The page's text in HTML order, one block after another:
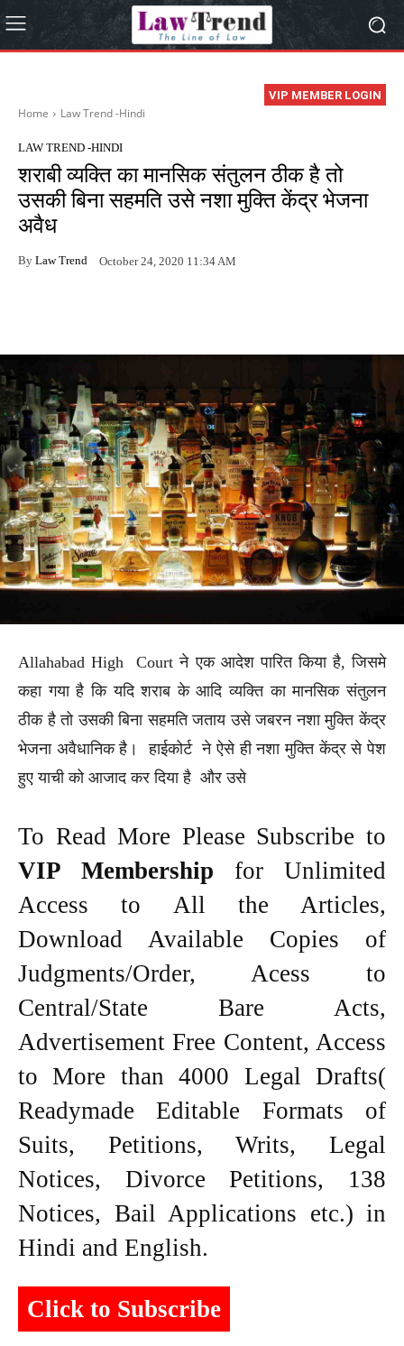
VIP MEMBER LOGIN
Home Law Trend -Hindi
LAW TREND -HINDI
शराबी व्यक्ति का मानसिक संतुलन ठीक है तो
उसकी बिना सहमति उसे नशा मुक्ति केंद्र भेजना
अवैध
By Law Trend October 24, 2020 11:34 AM
Allahabad High Court ने एक आदेश पारित किया है, जिसमे
कहा गया है कि यदि शराब के आदि व्यक्ति का मानसिक संतुलन
ठीक है तो उसकी बिना सहमति जताय उसे जबरन नशा मुक्ति केंद्र
भेजना अवैधानिक है। हाईकोर्ट ने ऐसे ही नशा मुक्ति केंद्र से पेश
हुए याची को आजाद कर दिया है और उसे
To Read More Please Subscribe to
VIP Membership for Unlimited
Access to All the Articles,
Download Available Copies of
Judgments/Order, Acess to
Central/State Bare Acts,
Advertisement Free Content, Access
to More than 4000 Legal Drafts(
Readymade Editable Formats of
Suits, Petitions, Writs, Legal
Notices, Divorce Petitions, 138
Notices, Bail Applications etc.) in
Hindi and English.
Click to Subscribe